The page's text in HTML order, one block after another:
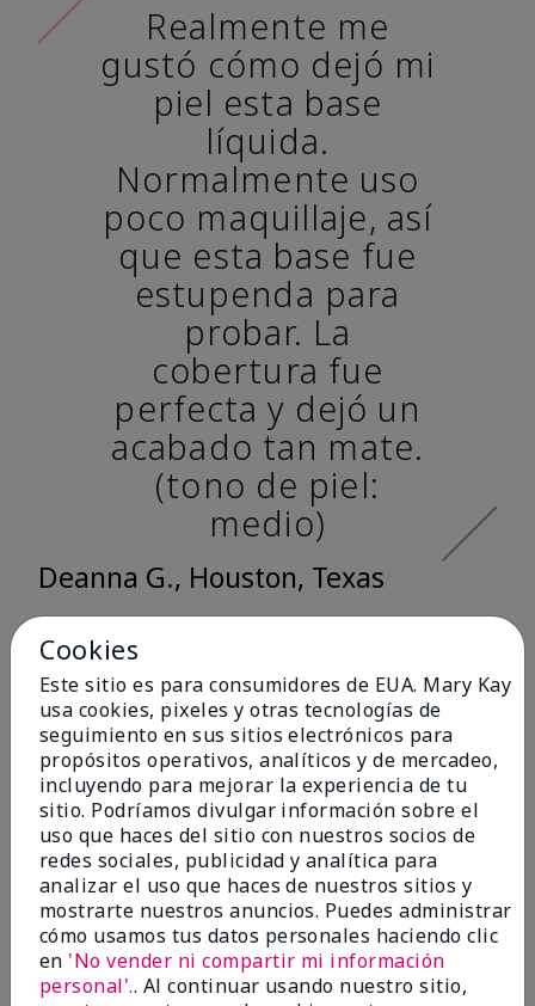
Realmente me
gustó cómo dejó mi
piel esta base
líquida.
Normalmente uso
poco maquillaje, así
que esta base fue
estupenda para
probar. La
cobertura fue
perfecta y dejó un
acabado tan mate.
(tono de piel:
medio)
Deanna G., Houston, Texas
Me encantó lo
suave que se siente
al aplicarla. Tiene
un acabado mate
muy bonito y no se
siente pastosa en la
piel. (tono de piel:
claro)
Cookies
Este sitio es para consumidores de EUA. Mary Kay
usa cookies, pixeles y otras tecnologías de
seguimiento en sus sitios electrónicos para
propósitos operativos, analíticos y de mercadeo,
incluyendo para mejorar la experiencia de tu
sitio. Podríamos divulgar información sobre el
uso que haces del sitio con nuestros socios de
redes sociales, publicidad y analítica para
analizar el uso que haces de nuestros sitios y
mostrarte nuestros anuncios. Puedes administrar
cómo usamos tus datos personales haciendo clic
en 'No vender ni compartir mi información
personal'.. Al continuar usando nuestro sitio,